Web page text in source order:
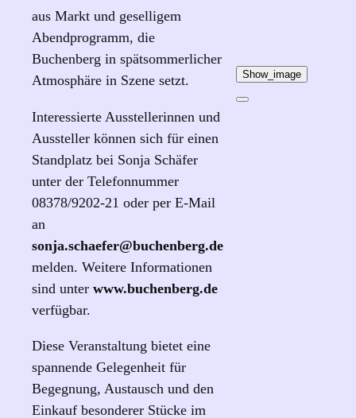
aus Markt und geselligem
Abendprogramm, die
Buchenberg in spätsommerlicher
Atmosphäre in Szene setzt.
Interessierte Ausstellerinnen und
Aussteller können sich für einen
Standplatz bei Sonja Schäfer
unter der Telefonnummer
08378/9202-21 oder per E-Mail
an
sonja.schaefer@buchenberg.de
melden. Weitere Informationen
sind unter www.buchenberg.de
verfügbar.
Diese Veranstaltung bietet eine
spannende Gelegenheit für
Begegnung, Austausch und den
Einkauf besonderer Stücke im
Show_image